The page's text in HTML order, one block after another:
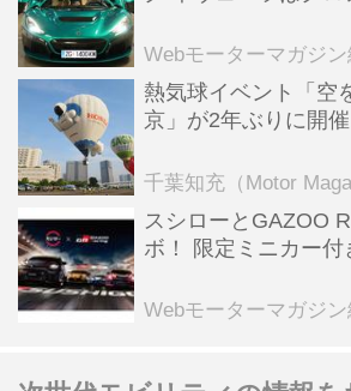
全版／115】
Webモーターマガジ
熱気球イベント「空
京」が2年ぶりに開
ンテンツも
千葉知充（Motor
スシローとGAZOO
ボ！ 限定ミニカー付
る抽選企画などを展
Webモーターマガジ